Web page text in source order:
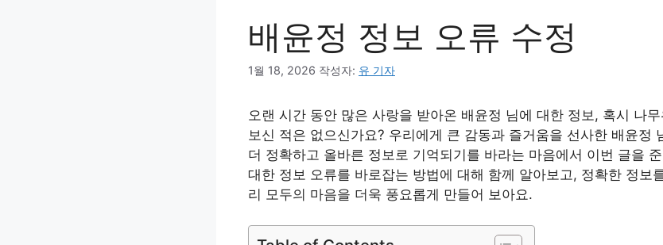
배윤정 정보 오류 수정
1월 18, 2026 작성자: 유 기자
오랜 시간 동안 많은 사랑을 받아온 배윤정 님에 대한 정보, 혹시 나
보신 적은 없으신가요? 우리에게 큰 감동과 즐거움을 선사한 배윤정
더 정확하고 올바른 정보로 기억되기를 바라는 마음에서 이번 글을
대한 정보 오류를 바로잡는 방법에 대해 함께 알아보고, 정확한 정보
리 모두의 마음을 더욱 풍요롭게 만들어 보아요.